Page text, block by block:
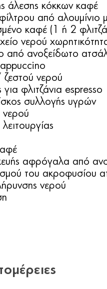
άλεσης κόκκων καφέ
από αλουμίνιο
καφέ (1 ή 2
νερού
ανοξείδωτο
νερού
φλιτζάνια espresso
συλλογής υγρών
νερού
αφρόγαλα από
του ακροφυσίου
νερού